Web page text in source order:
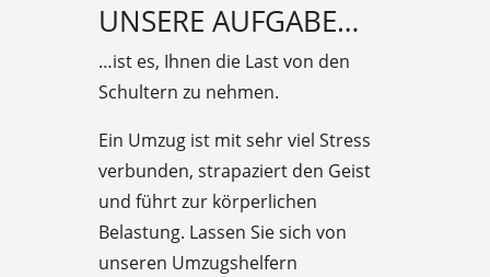
UNSERE AUFGABE…
…ist es, Ihnen die Last von den
Schultern zu nehmen.
Ein Umzug ist mit sehr viel Stress
verbunden, strapaziert den Geist
und führt zur körperlichen
Belastung. Lassen Sie sich von
unseren Umzugshelfern